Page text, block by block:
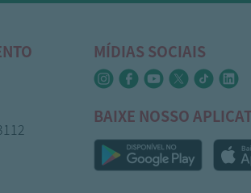
MÍDIAS SOCIAIS
BAIXE NOSSO